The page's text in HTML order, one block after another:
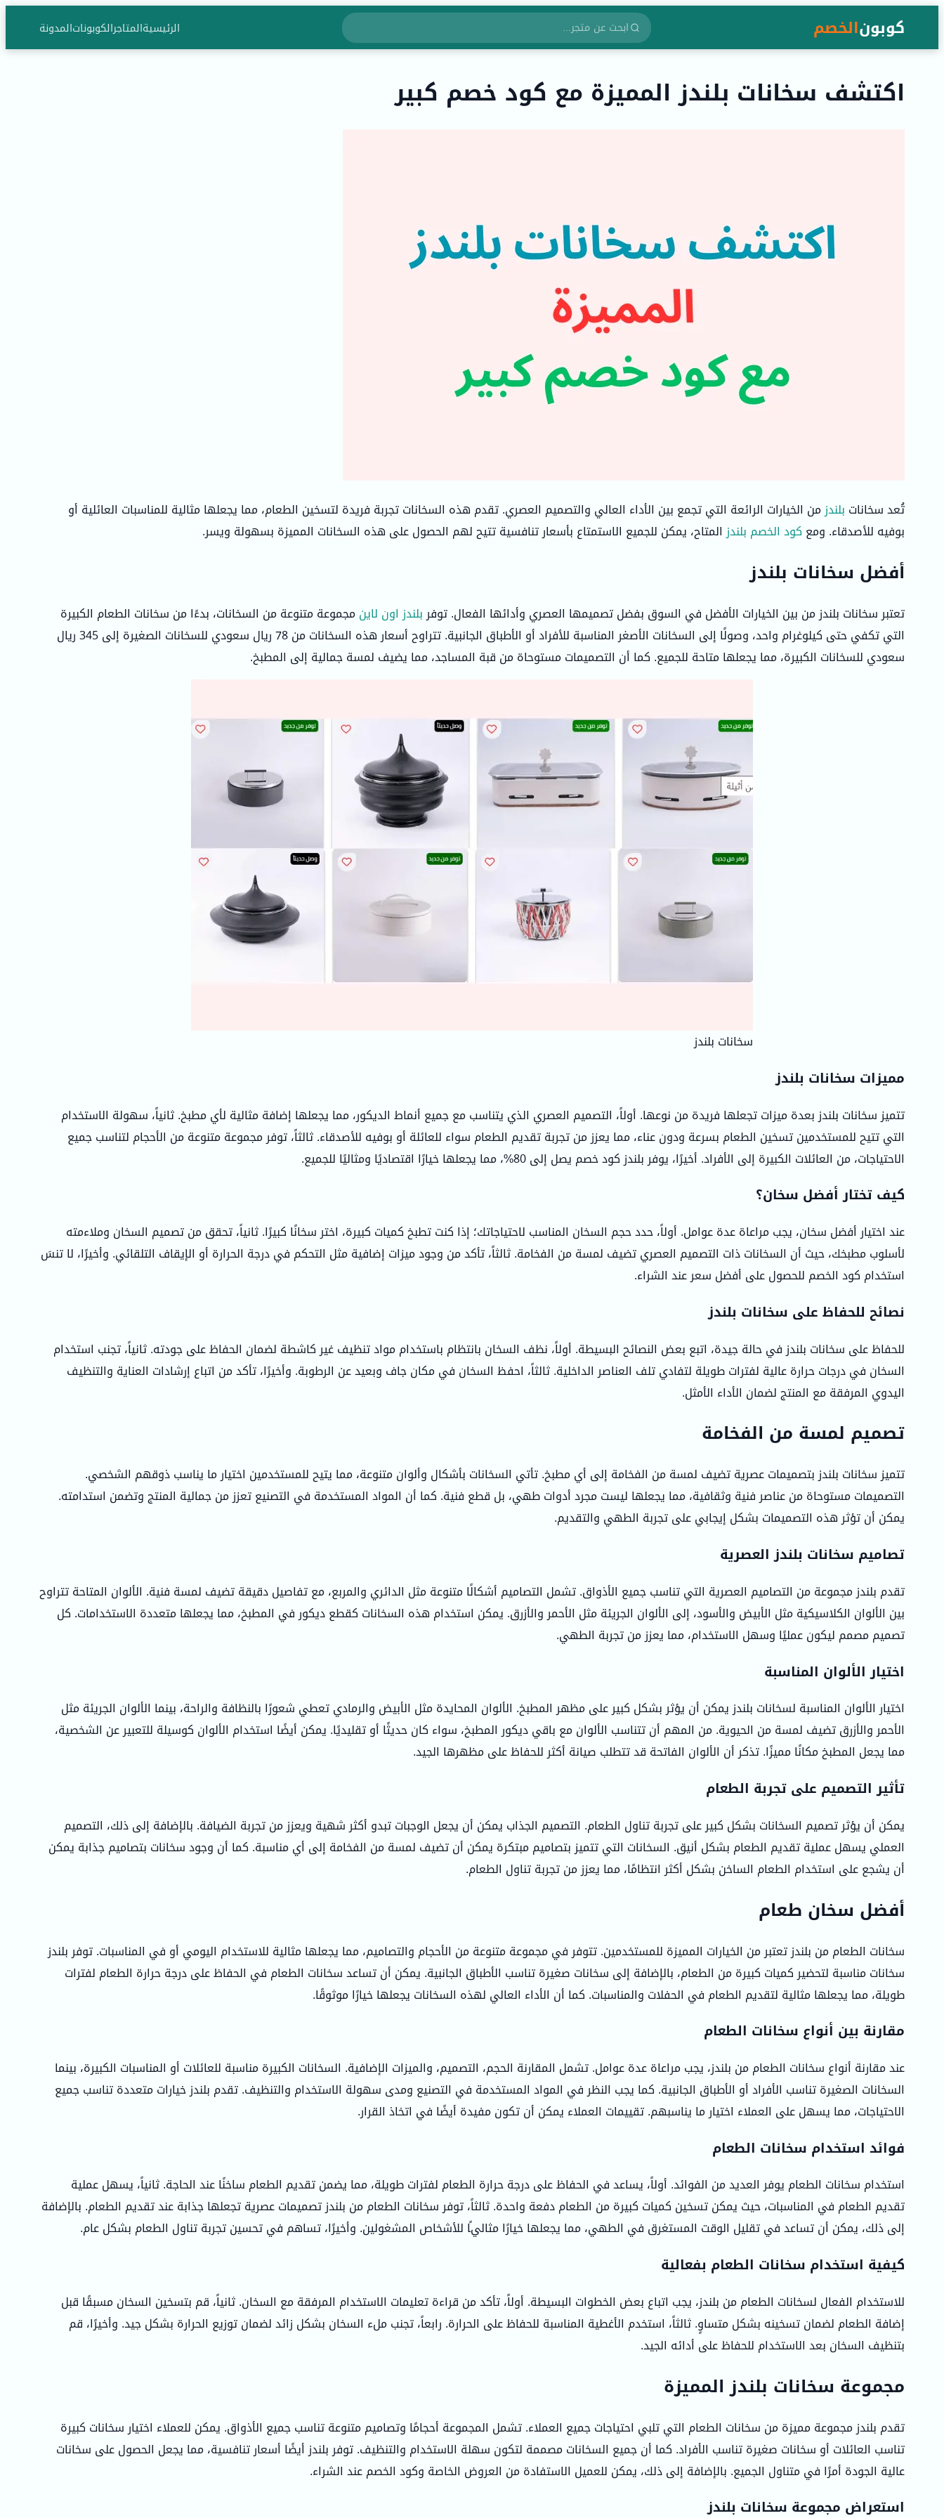
كوبونالخصم الرئيسيةالمتاجرالكوبوناتالمدونة
اكتشف سخانات بلندز المميزة مع كود خصم كبير
تُعد سخانات بلندزمن الخيارات الرائعة التي تجمع بين الأداء العالي والتصميم العصري. تقدم هذه السخانات تجربة فريدة لتسخين الطعام، مما يجعلها مثالية للمناسبات العائلية أو
بوفيه للأصدقاء. ومع كود الخصم بلندزالمتاح، يمكن للجميع الاستمتاع بأسعار تنافسية تتيح لهم الحصول على هذه السخانات المميزة بسهولة ويسر.
أفضل سخانات بلندز
تعتبر سخانات بلندز من بين الخيارات الأفضل في السوق بفضل تصميمها العصري وأدائها الفعال. توفربلندز اون لاينمجموعة متنوعة من السخانات، بدءًا من سخانات الطعام الكبيرة
التي تكفي حتى كيلوغرام واحد، وصولًا إلى السخانات الأصغر المناسبة للأفراد أو الأطباق الجانبية. تتراوح أسعار هذه السخانات من 78 ريال سعودي للسخانات الصغيرة إلى 345 ريال
سعودي للسخانات الكبيرة، مما يجعلها متاحة للجميع. كما أن التصميمات مستوحاة من قبة المساجد، مما يضيف لمسة جمالية إلى المطبخ.
سخانات بلندز
مميزات سخانات بلندز
تتميز سخانات بلندز بعدة ميزات تجعلها فريدة من نوعها. أولاً، التصميم العصري الذي يتناسب مع جميع أنماط الديكور، مما يجعلها إضافة مثالية لأي مطبخ. ثانياً، سهولة الاستخدام
التي تتيح للمستخدمين تسخين الطعام بسرعة ودون عناء، مما يعزز من تجربة تقديم الطعام سواء للعائلة أو بوفيه للأصدقاء. ثالثاً، توفر مجموعة متنوعة من الأحجام لتناسب جميع
الاحتياجات، من العائلات الكبيرة إلى الأفراد. أخيرًا، يوفر بلندز كود خصم يصل إلى 80%، مما يجعلها خيارًا اقتصاديًا ومثاليًا للجميع.
كيف تختار أفضل سخان؟
عند اختيار أفضل سخان، يجب مراعاة عدة عوامل. أولاً، حدد حجم السخان المناسب لاحتياجاتك؛ إذا كنت تطبخ كميات كبيرة، اختر سخانًا كبيرًا. ثانياً، تحقق من تصميم السخان وملاءمته
لأسلوب مطبخك، حيث أن السخانات ذات التصميم العصري تضيف لمسة من الفخامة. ثالثاً، تأكد من وجود ميزات إضافية مثل التحكم في درجة الحرارة أو الإيقاف التلقائي. وأخيرًا، لا تنسَ
استخدام كود الخصم للحصول على أفضل سعر عند الشراء.
نصائح للحفاظ على سخانات بلندز
للحفاظ على سخانات بلندز في حالة جيدة، اتبع بعض النصائح البسيطة. أولاً، نظف السخان بانتظام باستخدام مواد تنظيف غير كاشطة لضمان الحفاظ على جودته. ثانياً، تجنب استخدام
السخان في درجات حرارة عالية لفترات طويلة لتفادي تلف العناصر الداخلية. ثالثاً، احفظ السخان في مكان جاف وبعيد عن الرطوبة. وأخيرًا، تأكد من اتباع إرشادات العناية والتنظيف
اليدوي المرفقة مع المنتج لضمان الأداء الأمثل.
تصميم لمسة من الفخامة
تتميز سخانات بلندز بتصميمات عصرية تضيف لمسة من الفخامة إلى أي مطبخ. تأتي السخانات بأشكال وألوان متنوعة، مما يتيح للمستخدمين اختيار ما يناسب ذوقهم الشخصي.
التصميمات مستوحاة من عناصر فنية وثقافية، مما يجعلها ليست مجرد أدوات طهي، بل قطع فنية. كما أن المواد المستخدمة في التصنيع تعزز من جمالية المنتج وتضمن استدامته.
يمكن أن تؤثر هذه التصميمات بشكل إيجابي على تجربة الطهي والتقديم.
تصاميم سخانات بلندز العصرية
تقدم بلندز مجموعة من التصاميم العصرية التي تناسب جميع الأذواق. تشمل التصاميم أشكالًا متنوعة مثل الدائري والمربع، مع تفاصيل دقيقة تضيف لمسة فنية. الألوان المتاحة تتراوح
بين الألوان الكلاسيكية مثل الأبيض والأسود، إلى الألوان الجريئة مثل الأحمر والأزرق. يمكن استخدام هذه السخانات كقطع ديكور في المطبخ، مما يجعلها متعددة الاستخدامات. كل
تصميم مصمم ليكون عمليًا وسهل الاستخدام، مما يعزز من تجربة الطهي.
اختيار الألوان المناسبة
اختيار الألوان المناسبة لسخانات بلندز يمكن أن يؤثر بشكل كبير على مظهر المطبخ. الألوان المحايدة مثل الأبيض والرمادي تعطي شعورًا بالنظافة والراحة، بينما الألوان الجريئة مثل
الأحمر والأزرق تضيف لمسة من الحيوية. من المهم أن تتناسب الألوان مع باقي ديكور المطبخ، سواء كان حديثًا أو تقليديًا. يمكن أيضًا استخدام الألوان كوسيلة للتعبير عن الشخصية،
مما يجعل المطبخ مكانًا مميزًا. تذكر أن الألوان الفاتحة قد تتطلب صيانة أكثر للحفاظ على مظهرها الجيد.
تأثير التصميم على تجربة الطعام
يمكن أن يؤثر تصميم السخانات بشكل كبير على تجربة تناول الطعام. التصميم الجذاب يمكن أن يجعل الوجبات تبدو أكثر شهية ويعزز من تجربة الضيافة. بالإضافة إلى ذلك، التصميم
العملي يسهل عملية تقديم الطعام بشكل أنيق. السخانات التي تتميز بتصاميم مبتكرة يمكن أن تضيف لمسة من الفخامة إلى أي مناسبة. كما أن وجود سخانات بتصاميم جذابة يمكن
أن يشجع على استخدام الطعام الساخن بشكل أكثر انتظامًا، مما يعزز من تجربة تناول الطعام.
أفضل سخان طعام
سخانات الطعام من بلندز تعتبر من الخيارات المميزة للمستخدمين. تتوفر في مجموعة متنوعة من الأحجام والتصاميم، مما يجعلها مثالية للاستخدام اليومي أو في المناسبات. توفر بلندز
سخانات مناسبة لتحضير كميات كبيرة من الطعام، بالإضافة إلى سخانات صغيرة تناسب الأطباق الجانبية. يمكن أن تساعد سخانات الطعام في الحفاظ على درجة حرارة الطعام لفترات
طويلة، مما يجعلها مثالية لتقديم الطعام في الحفلات والمناسبات. كما أن الأداء العالي لهذه السخانات يجعلها خيارًا موثوقًا.
مقارنة بين أنواع سخانات الطعام
عند مقارنة أنواع سخانات الطعام من بلندز، يجب مراعاة عدة عوامل. تشمل المقارنة الحجم، التصميم، والميزات الإضافية. السخانات الكبيرة مناسبة للعائلات أو المناسبات الكبيرة، بينما
السخانات الصغيرة تناسب الأفراد أو الأطباق الجانبية. كما يجب النظر في المواد المستخدمة في التصنيع ومدى سهولة الاستخدام والتنظيف. تقدم بلندز خيارات متعددة تناسب جميع
الاحتياجات، مما يسهل على العملاء اختيار ما يناسبهم. تقييمات العملاء يمكن أن تكون مفيدة أيضًا في اتخاذ القرار.
فوائد استخدام سخانات الطعام
استخدام سخانات الطعام يوفر العديد من الفوائد. أولاً، يساعد في الحفاظ على درجة حرارة الطعام لفترات طويلة، مما يضمن تقديم الطعام ساخنًا عند الحاجة. ثانياً، يسهل عملية
تقديم الطعام في المناسبات، حيث يمكن تسخين كميات كبيرة من الطعام دفعة واحدة. ثالثاً، توفر سخانات الطعام من بلندز تصميمات عصرية تجعلها جذابة عند تقديم الطعام. بالإضافة
إلى ذلك، يمكن أن تساعد في تقليل الوقت المستغرق في الطهي، مما يجعلها خيارًا مثاليًا للأشخاص المشغولين. وأخيرًا، تساهم في تحسين تجربة تناول الطعام بشكل عام.
كيفية استخدام سخانات الطعام بفعالية
للاستخدام الفعال لسخانات الطعام من بلندز، يجب اتباع بعض الخطوات البسيطة. أولاً، تأكد من قراءة تعليمات الاستخدام المرفقة مع السخان. ثانياً، قم بتسخين السخان مسبقًا قبل
إضافة الطعام لضمان تسخينه بشكل متساوٍ. ثالثاً، استخدم الأغطية المناسبة للحفاظ على الحرارة. رابعاً، تجنب ملء السخان بشكل زائد لضمان توزيع الحرارة بشكل جيد. وأخيرًا، قم
بتنظيف السخان بعد الاستخدام للحفاظ على أدائه الجيد.
مجموعة سخانات بلندز المميزة
تقدم بلندز مجموعة مميزة من سخانات الطعام التي تلبي احتياجات جميع العملاء. تشمل المجموعة أحجامًا وتصاميم متنوعة تناسب جميع الأذواق. يمكن للعملاء اختيار سخانات كبيرة
تناسب العائلات أو سخانات صغيرة تناسب الأفراد. كما أن جميع السخانات مصممة لتكون سهلة الاستخدام والتنظيف. توفر بلندز أيضًا أسعار تنافسية، مما يجعل الحصول على سخانات
عالية الجودة أمرًا في متناول الجميع. بالإضافة إلى ذلك، يمكن للعميل الاستفادة من العروض الخاصة وكود الخصم عند الشراء.
استعراض مجموعة سخانات بلندز